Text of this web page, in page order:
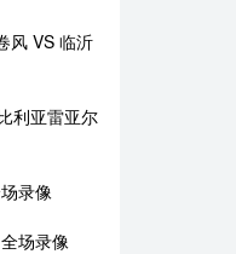
风 VS 临沂
利亚雷亚尔
录像
场录像